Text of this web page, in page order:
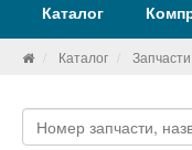
Каталог
Каталог